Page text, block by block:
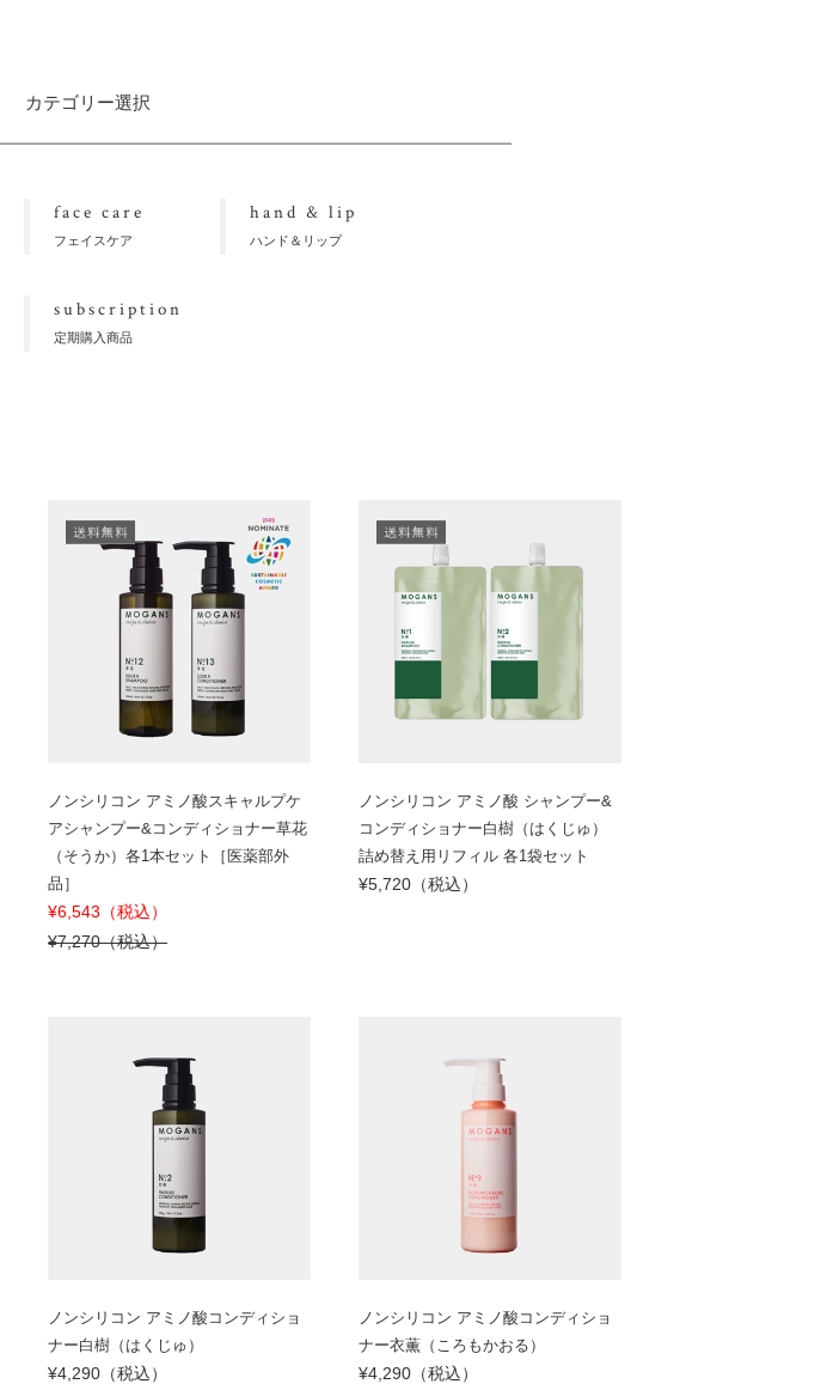
カテゴリー選択
face care
フェイスケア
hand & lip
ハンド＆リップ
subscription
定期購入商品
ノンシリコン アミノ酸スキャルプケ
アシャンプー&コンディショナー草花
（そうか）各1本セット［医薬部外
品］
¥6,543（税込）
¥7,270（税込）
ノンシリコン アミノ酸 シャンプー&
コンディショナー白樹（はくじゅ）
詰め替え用リフィル 各1袋セット
¥5,720（税込）
ノンシリコン アミノ酸コンディショ
ナー白樹（はくじゅ）
¥4,290（税込）
ノンシリコン アミノ酸コンディショ
ナー衣薫（ころもかおる）
¥4,290（税込）